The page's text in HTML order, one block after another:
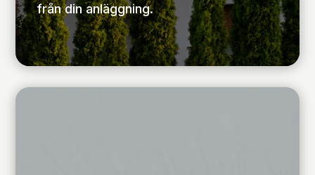
från din anläggning.